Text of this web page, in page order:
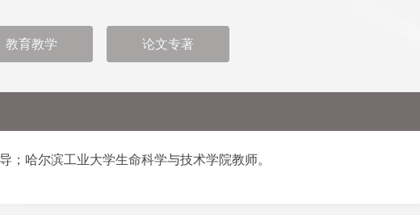
教育教学 论文专著
；哈尔滨工业大学生命科学与技术学院教师。